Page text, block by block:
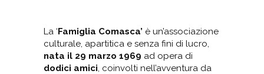
La ‘Famiglia Comasca’ è un’associazione
culturale, apartitica e senza fini di lucro,
nata il 29 marzo 1969 ad opera di
dodici amici, coinvolti nell’avventura da